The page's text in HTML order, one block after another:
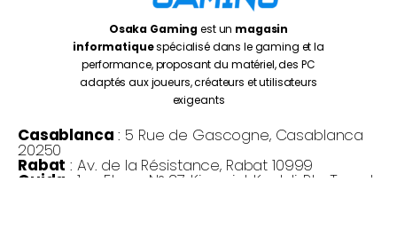
Osaka Gamingest un magasin
informatiquespécialisé dans le gaming et la
performance, proposant du matériel, des PC
adaptés aux joueurs, créateurs et utilisateurs
exigeants
Casablanca : 5 Rue de Gascogne, Casablanca
20250
Rabat : Av. de la Résistance, Rabat 10999
Oujda : 1 er Etage N° 27, Kissariat Koulali, Rte Tayret,